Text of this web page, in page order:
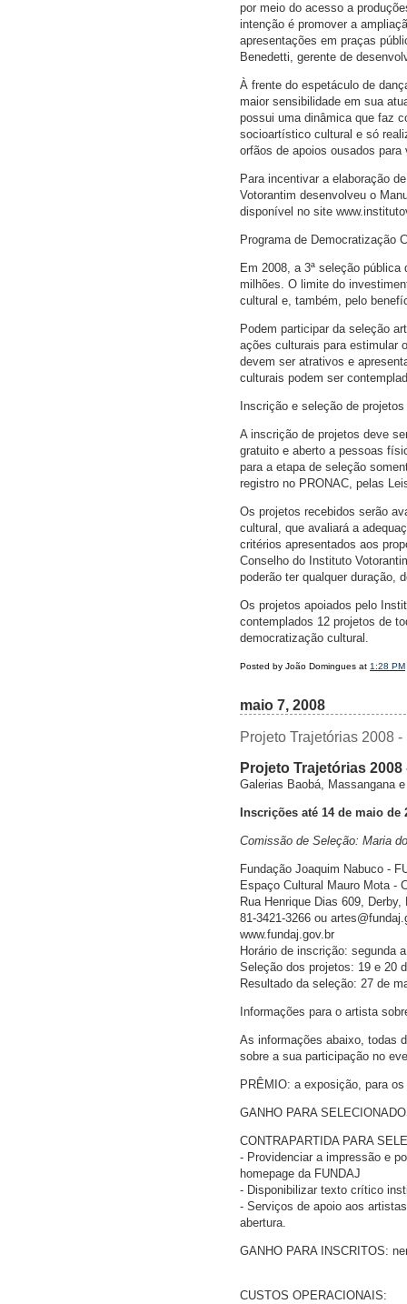
por meio do acesso a
intenção é promover a
apresentações em praças
Benedetti, gerente de
À frente do espetáculo de
maior sensibilidade em sua
possui uma dinâmica que faz
socioartístico cultural e só
orfãos de apoios ousados
Para incentivar a elaboração
Votorantim desenvolveu o
disponível no site
Programa de Democratização
Em 2008, a 3ª seleção
milhões. O limite do
cultural e, também, pelo
Podem participar da seleção
ações culturais para estimular
devem ser atrativos e
culturais podem ser
Inscrição e seleção de projetos
A inscrição de projetos deve
gratuito e aberto a pessoas
para a etapa de seleção
registro no PRONAC, pelas
Os projetos recebidos serão
cultural, que avaliará a
critérios apresentados aos
Conselho do Instituto
poderão ter qualquer duração,
Os projetos apoiados pelo
contemplados 12 projetos de
democratização cultural.
Posted by João Domingues at 1:28 PM
maio 7, 2008
Projeto Trajetórias 2008
Projeto Trajetórias 2008
Galerias Baobá, Massangana
Inscrições até 14 de maio de
Comissão de Seleção: Maria
Fundação Joaquim Nabuco -
Espaço Cultural Mauro Mota -
Rua Henrique Dias 609,
81-3421-3266 ou
www.fundaj.gov.br
Horário de inscrição: segunda
Seleção dos projetos: 19 e 20
Resultado da seleção: 27 de
Informações para o artista
As informações abaixo, todas
sobre a sua participação no
PRÊMIO: a exposição, para
GANHO PARA
CONTRAPARTIDA PARA
- Providenciar a impressão e
homepage da FUNDAJ
- Disponibilizar texto crítico
- Serviços de apoio aos
abertura.
GANHO PARA INSCRITOS:
CUSTOS OPERACIONAIS: